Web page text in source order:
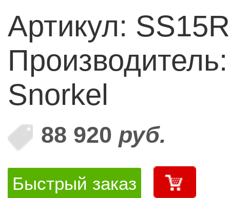
Артикул: SS15R
Snorkel
88 920 руб.
Быстрый заказ